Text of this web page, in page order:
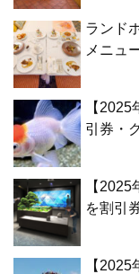
ランド
メニュ
【
引券・
【
を割引
【